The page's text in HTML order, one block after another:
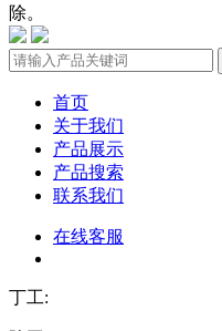
除。
首页
关于我们
产品展示
产品搜索
联系我们
在线客服
丁工: